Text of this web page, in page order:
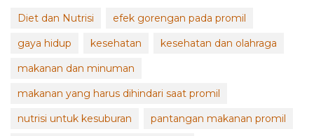
Diet dan Nutrisi
efek gorengan pada promil
gaya hidup
kesehatan
kesehatan dan olahraga
makanan dan minuman
makanan yang harus dihindari saat promil
nutrisi untuk kesuburan
pantangan makanan promil